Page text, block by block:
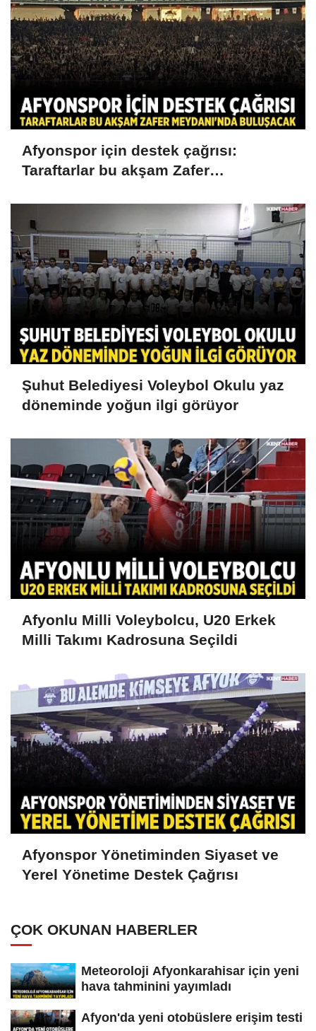
Afyonspor için destek çağrısı:
Taraftarlar bu akşam Zafer
Şuhut Belediyesi Voleybol Okulu yaz
döneminde yoğun ilgi görüyor
Afyonlu Milli Voleybolcu, U20 Erkek
Milli Takımı Kadrosuna Seçildi
Afyonspor Yönetiminden Siyaset ve
Yerel Yönetime Destek Çağrısı
ÇOK OKUNAN HABERLER
Meteoroloji Afyonkarahisar için yeni
hava tahminini yayımladı
Afyon'da yeni otobüslere erişim testi